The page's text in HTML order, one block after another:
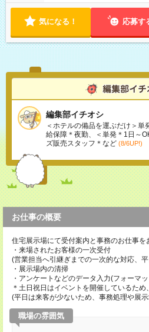
気になる！ 応募す
編集部イチオシ
＜ホテルの備品を運ぶだけ＞単
給保障＊夜勤、＜単発＊1日～
ズ販売スタッフ＊など (8/6UP!)
お仕事の概要
住宅展示場にて受付案内と事務のお仕事を
・来場されたお客様の一次受付
(営業担当へ引継ぎまでの一次的な対応、
・展示場内の清掃
・アンケートなどのデータ入力(フォーマ
＊土日祝日はイベントを開催しているため
(平日は来客が少ないため、事務処理や展
職場の雰囲気